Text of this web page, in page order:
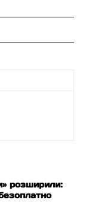
розширили: